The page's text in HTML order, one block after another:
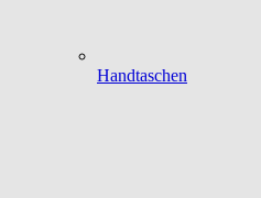
Handtaschen